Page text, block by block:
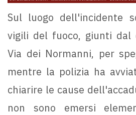
Sul luogo dell'incidente
vigili del fuoco, giunti dal
Via dei Normanni, per
mentre la polizia ha
chiarire le cause
non sono emersi